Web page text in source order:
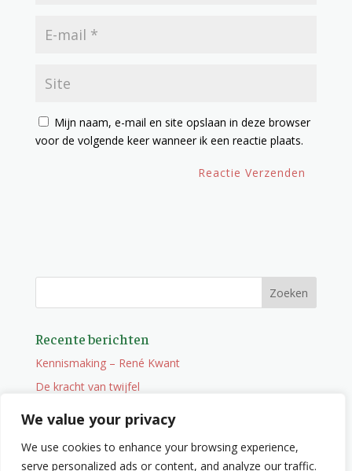
We value your privacy
We use cookies to enhance your browsing experience,
serve personalized ads or content, and analyze our traffic.
Mijn naam, e-mail en site opslaan in deze browser
voor de volgende keer wanneer ik een reactie plaats.
Recente berichten
Kennismaking – René Kwant
De kracht van twijfel
Onderweg
Wat je niet zocht maar wel vindt